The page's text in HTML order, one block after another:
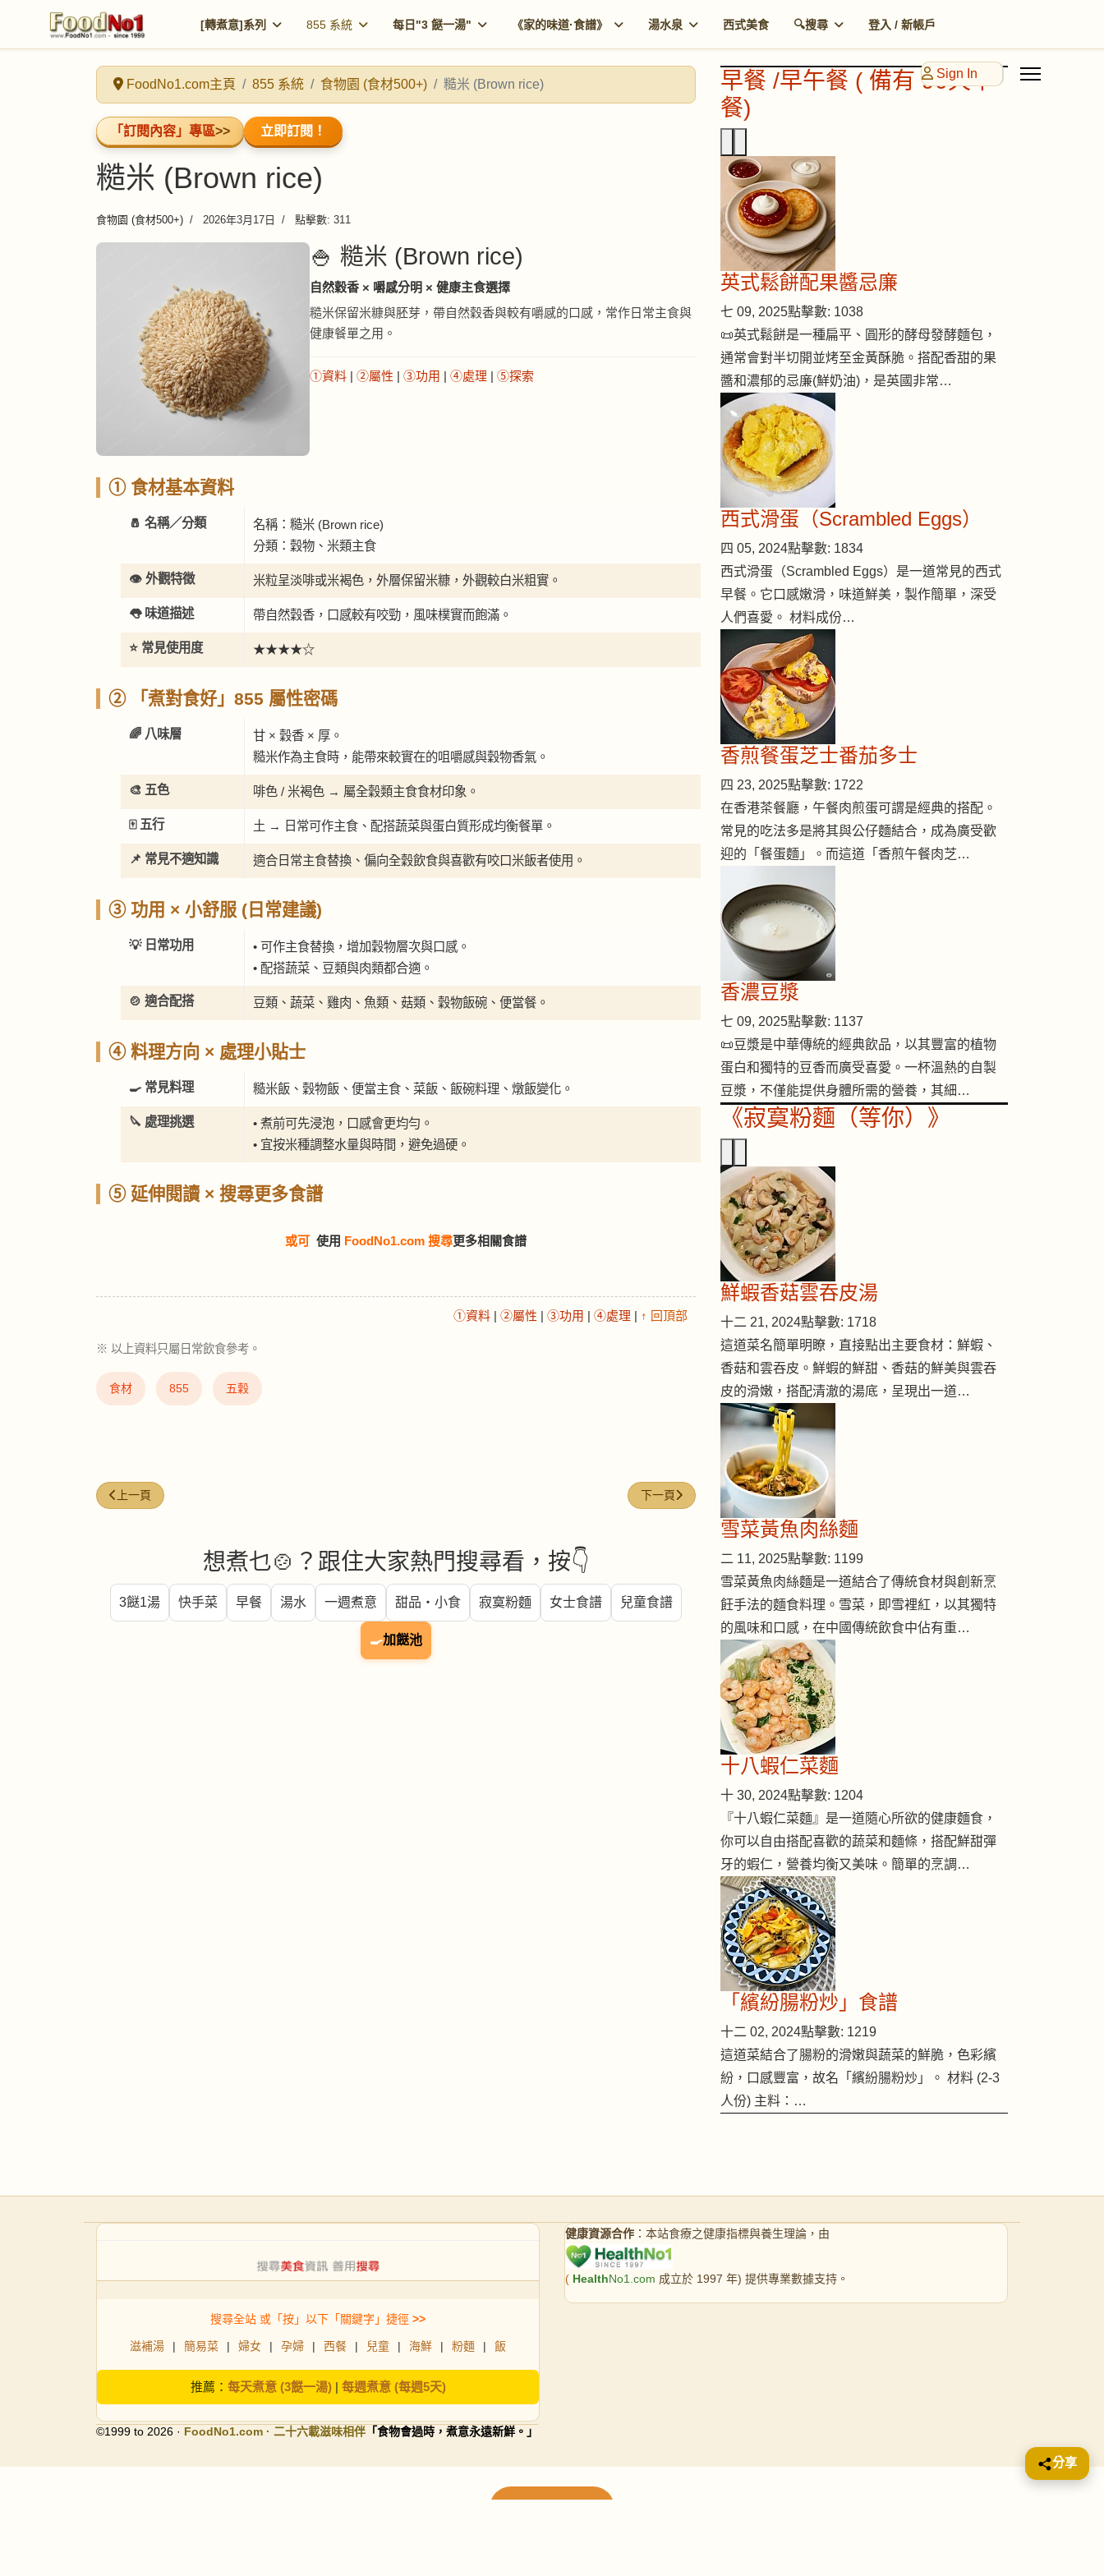
[轉煮意]系列 855 系統 每日"3 餸一湯" 《家的味道·食譜》 湯水泉 西式美食 🔍搜尋 登入 / 新帳戶
Sign In
FoodNo1.com主頁 855 系統 食物園 (食材500+) 糙米 (Brown rice)
「訂閱內容」專區>> 立即訂閱！
糙米 (Brown rice)
食物園 (食材500+) 2026年3月17日 點擊數: 311
🍚 糙米 (Brown rice)
自然穀香 × 嚼感分明 × 健康主食選擇
糙米保留米糠與胚芽，帶自然穀香與較有嚼感的口感，常作日常主食與
健康餐單之用。
①資料 | ②屬性 | ③功用 | ④處理 | ⑤探索
① 食材基本資料
🧂 名稱／分類
名稱：糙米 (Brown rice)
分類：穀物、米類主食
👁️ 外觀特徵 米粒呈淡啡或米褐色，外層保留米糠，外觀較白米粗實。
👅 味道描述 帶自然穀香，口感較有咬勁，風味樸實而飽滿。
⭐ 常見使用度 ★★★★☆
② 「煮對食好」855 屬性密碼
🌈 八味層
甘 × 穀香 × 厚。
糙米作為主食時，能帶來較實在的咀嚼感與穀物香氣。
🎨 五色 啡色 / 米褐色 → 屬全穀類主食食材印象。
🀄 五行 土 → 日常可作主食、配搭蔬菜與蛋白質形成均衡餐單。
📌 常見不適知識 適合日常主食替換、偏向全穀飲食與喜歡有咬口米飯者使用。
③ 功用 × 小舒服 (日常建議)
💡 日常功用
• 可作主食替換，增加穀物層次與口感。
• 配搭蔬菜、豆類與肉類都合適。
🍲 適合配搭 豆類、蔬菜、雞肉、魚類、菇類、穀物飯碗、便當餐。
④ 料理方向 × 處理小貼士
🍳 常見料理 糙米飯、穀物飯、便當主食、菜飯、飯碗料理、燉飯變化。
🔪 處理挑選
• 煮前可先浸泡，口感會更均勻。
• 宜按米種調整水量與時間，避免過硬。
⑤ 延伸閱讀 × 搜尋更多食譜
或可 使用 FoodNo1.com 搜尋更多相關食譜
①資料 | ②屬性 | ③功用 | ④處理 | ↑ 回頂部
※ 以上資料只屬日常飲食參考。
食材 855 五穀
上一篇文章: 芋苗 (taro-stem)
上一頁 下一篇文章: 葡萄 (Grapes)
下一頁
想煮乜🍲？跟住大家熱門搜尋看，按👇
3餸1湯 快手菜 早餐 湯水 一週煮意 甜品・小食 寂寞粉麵 女士食譜 兒童食譜
🍳加餸池
早餐 /早午餐 ( 備有 90天早
餐)
英式鬆餅配果醬忌廉
七 09, 2025點擊數: 1038
📜英式鬆餅是一種扁平、圓形的酵母發酵麵包，
通常會對半切開並烤至金黃酥脆。搭配香甜的果
醬和濃郁的忌廉(鮮奶油)，是英國非常…
西式滑蛋（Scrambled Eggs）
四 05, 2024點擊數: 1834
西式滑蛋（Scrambled Eggs）是一道常見的西式
早餐。它口感嫩滑，味道鮮美，製作簡單，深受
人們喜愛。 材料成份…
香煎餐蛋芝士番茄多士
四 23, 2025點擊數: 1722
在香港茶餐廳，午餐肉煎蛋可謂是經典的搭配。
常見的吃法多是將其與公仔麵結合，成為廣受歡
迎的「餐蛋麵」。而這道「香煎午餐肉芝…
香濃豆漿
七 09, 2025點擊數: 1137
📜豆漿是中華傳統的經典飲品，以其豐富的植物
蛋白和獨特的豆香而廣受喜愛。一杯溫熱的自製
豆漿，不僅能提供身體所需的營養，其細…
《寂寞粉麵（等你）》
鮮蝦香菇雲吞皮湯
十二 21, 2024點擊數: 1718
這道菜名簡單明瞭，直接點出主要食材：鮮蝦、
香菇和雲吞皮。鮮蝦的鮮甜、香菇的鮮美與雲吞
皮的滑嫩，搭配清澈的湯底，呈現出一道…
雪菜黃魚肉絲麵
二 11, 2025點擊數: 1199
雪菜黃魚肉絲麵是一道結合了傳統食材與創新烹
飪手法的麵食料理。雪菜，即雪裡紅，以其獨特
的風味和口感，在中國傳統飲食中佔有重…
十八蝦仁菜麵
十 30, 2024點擊數: 1204
『十八蝦仁菜麵』是一道隨心所欲的健康麵食，
你可以自由搭配喜歡的蔬菜和麵條，搭配鮮甜彈
牙的蝦仁，營養均衡又美味。簡單的烹調…
「繽紛腸粉炒」食譜
十二 02, 2024點擊數: 1219
這道菜結合了腸粉的滑嫩與蔬菜的鮮脆，色彩繽
紛，口感豐富，故名「繽紛腸粉炒」。 材料 (2-3
人份) 主料：…
搜尋全站 或「按」以下「關鍵字」捷徑 >>
滋補湯 | 簡易菜 | 婦女 | 孕婦 | 西餐 | 兒童 | 海鮮 | 粉麵 | 飯
推薦： 每天煮意 (3餸一湯)| 每週煮意 (每週5天)
©1999 to 2026 · FoodNo1.com · 二十六載滋味相伴 「食物會過時，煮意永遠新鮮。」
健康資源合作 ：本站食療之健康指標與養生理論，由
( HealthNo1.com 成立於 1997 年) 提供專業數據支持。
分享